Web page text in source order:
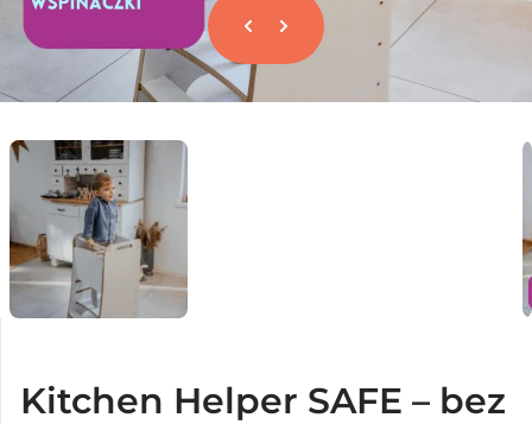
Kitchen Helper SAFE – bez